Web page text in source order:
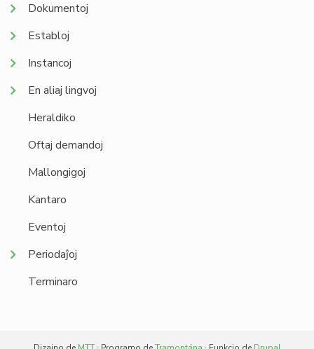
Dokumentoj
Establoj
Instancoj
En aliaj lingvoj
Heraldiko
Oftaj demandoj
Mallongigoj
Kantaro
Eventoj
Periodaĵoj
Terminaro